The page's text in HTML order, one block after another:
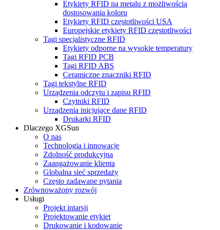
Etykiety RFID na metalu z możliwością
dostosowania koloru
Etykiety RFID częstotliwości USA
Europejskie etykiety RFID częstotliwości
Tagi specjalistyczne RFID
Etykiety odporne na wysokie temperatury
Tagi RFID PCB
Tagi RFID ABS
Ceramiczne znaczniki RFID
Tagi tekstylne RFID
Urządzenia odczytu i zapisu RFID
Czytniki RFID
Urządzenia inicjujące dane RFID
Drukarki RFID
Dlaczego XGSun
O nas
Technologia i innowacje
Zdolność produkcyjna
Zaangażowanie klienta
Globalna sieć sprzedaży
Często zadawane pytania
Zrównoważony rozwój
Usługi
Projekt intarsji
Projektowanie etykiet
Drukowanie i kodowanie